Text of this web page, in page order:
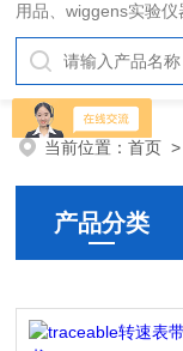
用品、wiggens实验
当前位置：首页 >
产品分类